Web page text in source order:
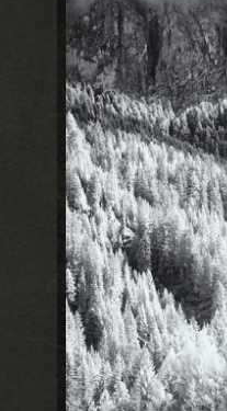
Modified
jAlbum